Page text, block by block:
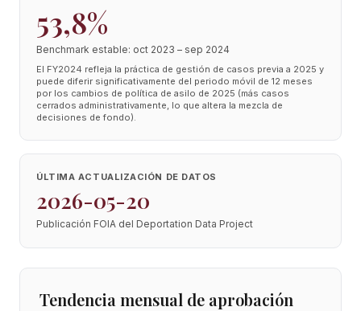
53,8%
Benchmark estable: oct 2023 – sep 2024
El FY2024 refleja la práctica de gestión de casos previa a 2025 y
puede diferir significativamente del periodo móvil de 12 meses
por los cambios de política de asilo de 2025 (más casos
cerrados administrativamente, lo que altera la mezcla de
decisiones de fondo).
ÚLTIMA ACTUALIZACIÓN DE DATOS
2026-05-20
Publicación FOIA del Deportation Data Project
Tendencia mensual de aprobación